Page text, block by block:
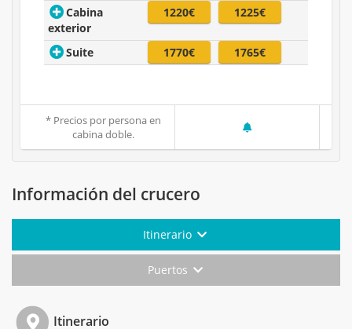
Cabina
exterior
1220€ 1225€
Suite 1770€ 1765€
* Precios por persona en
cabina doble.
Información del crucero
Itinerario
Puertos
Itinerario